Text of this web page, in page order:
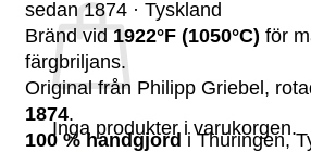
Inga produkter i varukorgen.
sedan 1874 · Tyskland
Bränd vid1922°F (1050°C) för
färgbriljans.
Original från Philipp Griebel,
1874.
100 % handgjord i Thüringen,